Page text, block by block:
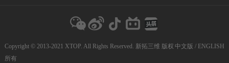
Copyright © 2013-2021 XTOP. All Rights Reserved. 新拓三维 版权
所有
中文版 / ENGLISH